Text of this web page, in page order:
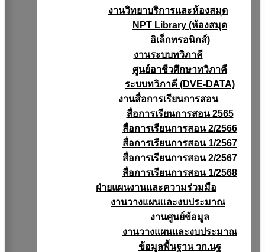
งานวิทยาบริการเเละห้องสมุด
NPT Library (ห้องสมุด
อิเล็กทรอนิกส์)
งานระบบทวิภาคี
ศูนย์อาชีวศึกษาทวิภาคี
ระบบทวิภาคี (DVE-DATA)
งานสื่อการเรียนการสอน
สื่อการเรียนการสอน 2565
สื่อการเรียนการสอน 2/2566
สื่อการเรียนการสอน 1/2567
สื่อการเรียนการสอน 2/2567
สื่อการเรียนการสอน 1/2568
ฝ่ายแผนงานเเละความร่วมมือ
งานวางแผนเเละงบประมาณ
งานศูนย์ข้อมูล
งานวางแผนและงบประมาณ
ข้อมูลพื้นฐาน วก.นฐ